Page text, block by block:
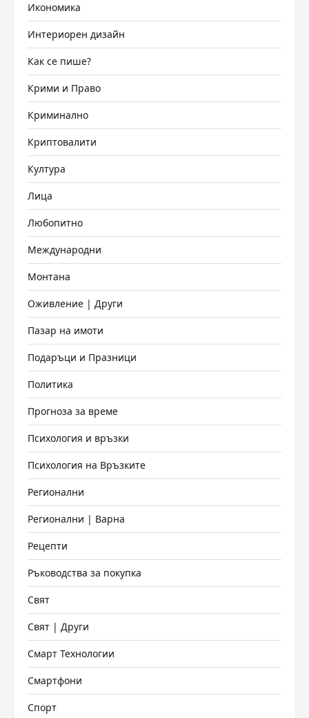
Икономика
Интериорен дизайн
Как се пише?
Крими и Право
Криминално
Криптовалити
Култура
Лица
Любопитно
Международни
Монтана
Оживление | Други
Пазар на имоти
Подаръци и Празници
Политика
Прогноза за време
Психология и връзки
Психология на Връзките
Регионални
Регионални | Варна
Рецепти
Ръководства за покупка
Свят
Свят | Други
Смарт Технологии
Смартфони
Спорт